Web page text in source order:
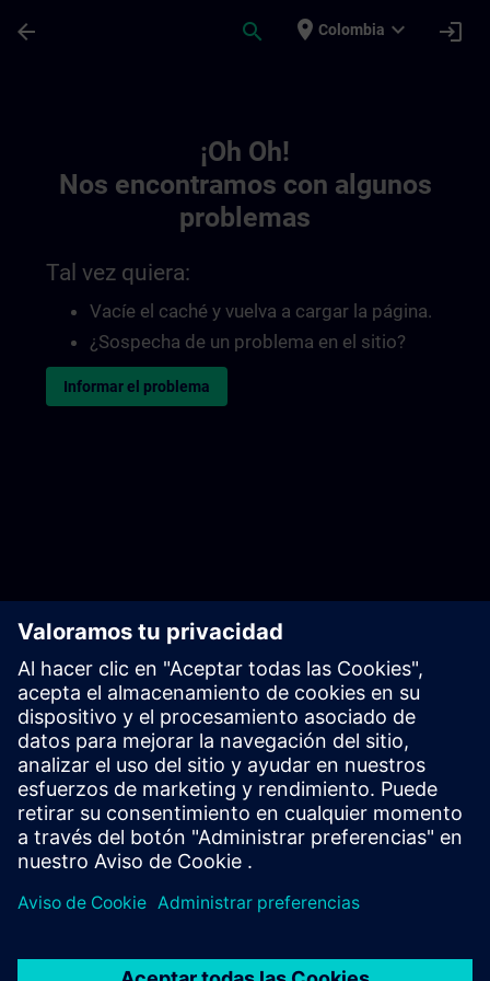
arrow_back search place Colombia expand_more login
¡Oh Oh!
Nos encontramos con algunos
problemas
Tal vez quiera:
Vacíe el caché y vuelva a cargar la página.
¿Sospecha de un problema en el sitio?
Informar el problema